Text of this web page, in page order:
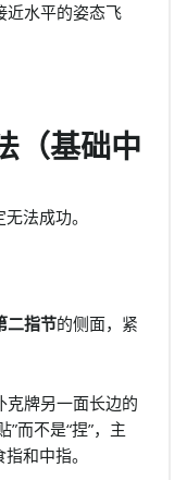
近水平的姿态飞
（基础中
法成功。
二指节的侧面，紧
克牌另一面长边的
而不是“捏”，主
和中指。